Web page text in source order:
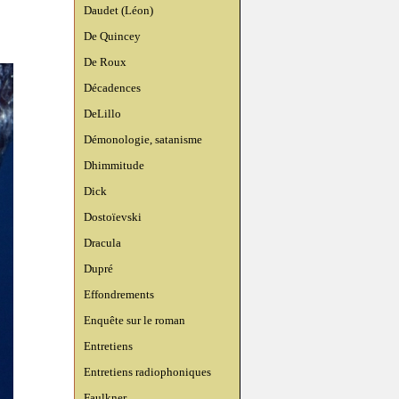
Daudet (Léon)
De Quincey
De Roux
Décadences
DeLillo
Démonologie, satanisme
Dhimmitude
Dick
Dostoïevski
Dracula
Dupré
Effondrements
Enquête sur le roman
Entretiens
Entretiens radiophoniques